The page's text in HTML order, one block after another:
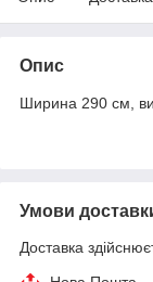
Опис
Ширина 290 см,
Умови
Доставка